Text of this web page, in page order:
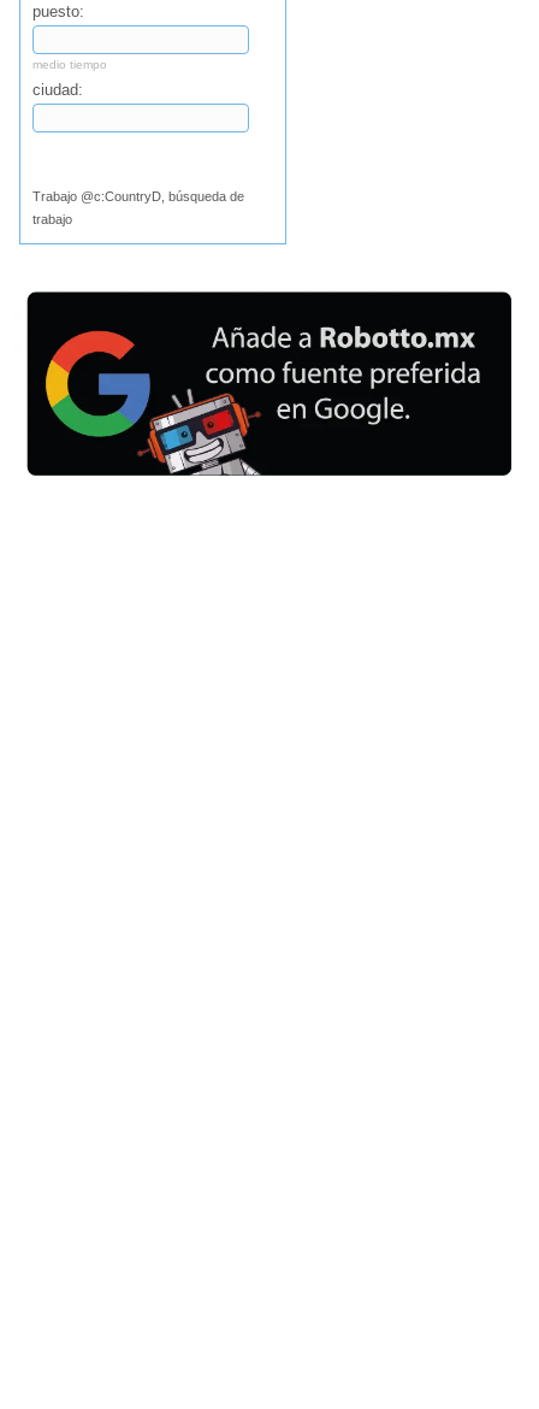
puesto:
medio tiempo
ciudad:
Trabajo @c:CountryD, búsqueda de
trabajo